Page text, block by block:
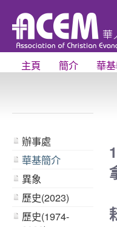
主頁 簡介 華
辦事處
華基簡介
異象
歷史(2023)
歷史(1974-